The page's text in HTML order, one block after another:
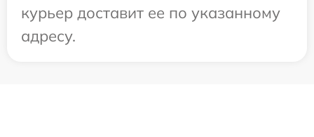
курьер доставит ее по указанному
адресу.